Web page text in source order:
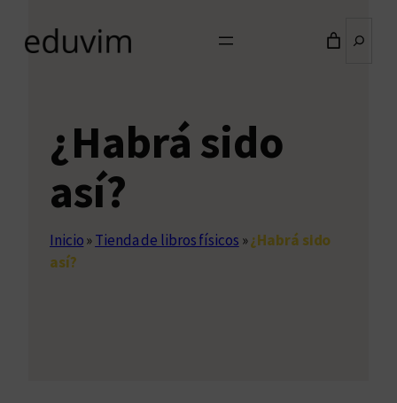
¿Habrá sido
así?
Inicio»Tienda de libros físicos »¿Habrá sido
así?